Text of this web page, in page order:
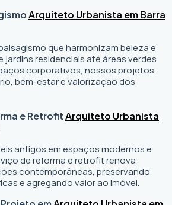
Arquiteto Urbanista em Barra
que harmonizam beleza e
jardins residenciais até áreas verdes
corporativos, nossos projetos
bem-estar e valorização dos
e RetrofitArquiteto Urbanista
antigos em espaços modernos e
de reforma e retrofit renova
contemporâneas, preservando
e agregando valor ao imóvel.